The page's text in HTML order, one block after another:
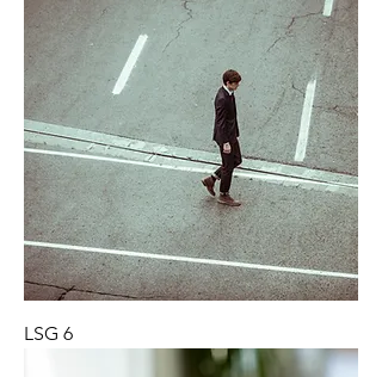
LSG 6